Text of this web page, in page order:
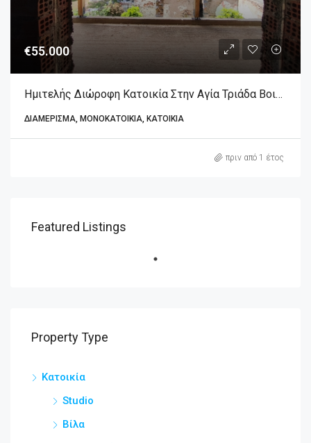
€55.000
Ημιτελής Διώροφη Κατοικία Στην Αγία Τριάδα Βοιωτίας
ΔΙΑΜΈΡΙΣΜΑ, ΜΟΝΟΚΑΤΟΙΚΊΑ, ΚΑΤΟΙΚΊΑ
πριν από 1 έτος
Featured Listings
Property Type
Κατοικία
Studio
Βίλα